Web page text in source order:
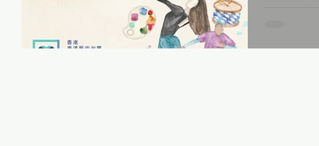
【香
We are